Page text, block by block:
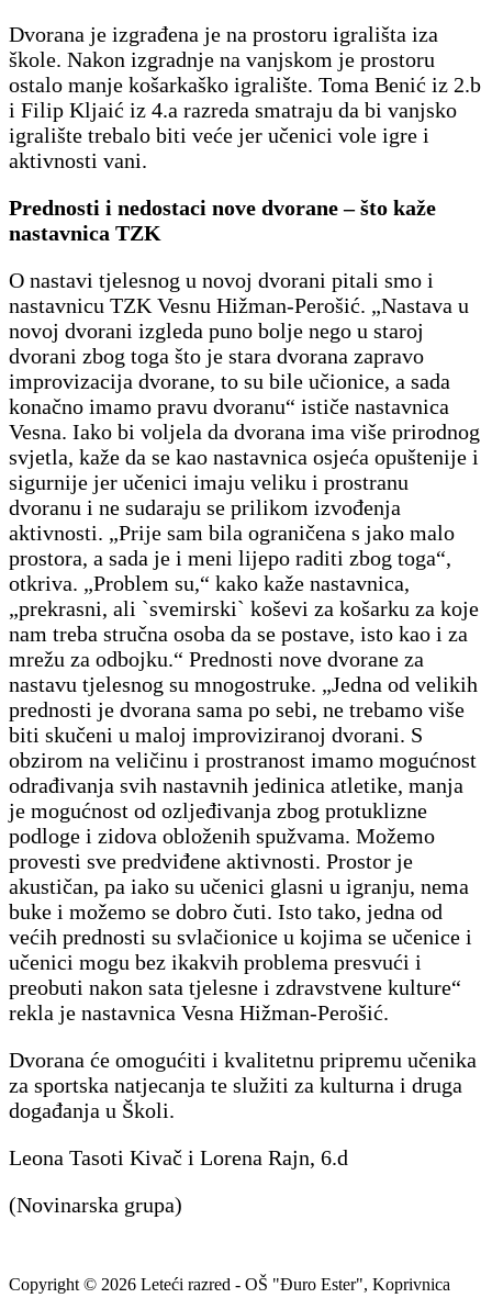
Dvorana je izgrađena je na prostoru igrališta iza
škole. Nakon izgradnje na vanjskom je prostoru
ostalo manje košarkaško igralište. Toma Benić iz 2.b
i Filip Kljaić iz 4.a razreda smatraju da bi vanjsko
igralište trebalo biti veće jer učenici vole igre i
aktivnosti vani.
Prednosti i nedostaci nove dvorane – što kaže
nastavnica TZK
O nastavi tjelesnog u novoj dvorani pitali smo i
nastavnicu TZK Vesnu Hižman-Perošić. „Nastava u
novoj dvorani izgleda puno bolje nego u staroj
dvorani zbog toga što je stara dvorana zapravo
improvizacija dvorane, to su bile učionice, a sada
konačno imamo pravu dvoranu“ ističe nastavnica
Vesna. Iako bi voljela da dvorana ima više prirodnog
svjetla, kaže da se kao nastavnica osjeća opuštenije i
sigurnije jer učenici imaju veliku i prostranu
dvoranu i ne sudaraju se prilikom izvođenja
aktivnosti. „Prije sam bila ograničena s jako malo
prostora, a sada je i meni lijepo raditi zbog toga“,
otkriva. „Problem su,“ kako kaže nastavnica,
„prekrasni, ali `svemirski` koševi za košarku za koje
nam treba stručna osoba da se postave, isto kao i za
mrežu za odbojku.“ Prednosti nove dvorane za
nastavu tjelesnog su mnogostruke. „Jedna od velikih
prednosti je dvorana sama po sebi, ne trebamo više
biti skučeni u maloj improviziranoj dvorani. S
obzirom na veličinu i prostranost imamo mogućnost
odrađivanja svih nastavnih jedinica atletike, manja
je mogućnost od ozljeđivanja zbog protuklizne
podloge i zidova obloženih spužvama. Možemo
provesti sve predviđene aktivnosti. Prostor je
akustičan, pa iako su učenici glasni u igranju, nema
buke i možemo se dobro čuti. Isto tako, jedna od
većih prednosti su svlačionice u kojima se učenice i
učenici mogu bez ikakvih problema presvući i
preobuti nakon sata tjelesne i zdravstvene kulture“
rekla je nastavnica Vesna Hižman-Perošić.
Dvorana će omogućiti i kvalitetnu pripremu učenika
za sportska natjecanja te služiti za kulturna i druga
događanja u Školi.
Leona Tasoti Kivač i Lorena Rajn, 6.d
(Novinarska grupa)
Copyright © 2026 Leteći razred - OŠ "Đuro Ester", Koprivnica